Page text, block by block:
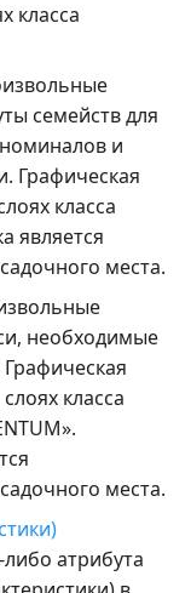
класса
семейств для
и
Графическая
класса
является
места.
необходимые
класса
места.
атрибута